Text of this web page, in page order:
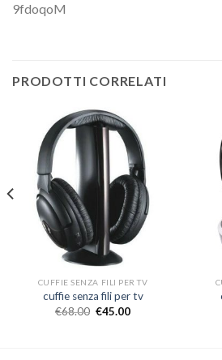
9fdoqoM
PRODOTTI CORRELATI
CUFFIE SENZA FILI PER TV
cuffie senza fili per tv
€68.00 €45.00